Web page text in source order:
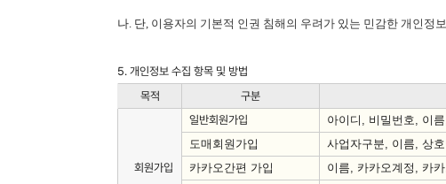
나. 단, 이용자의 기본적 인권 침해의 우려가 있는 민감한 개인정보
5. 개인정보 수집 항목 및 방법
목적
구분
회원가입
일반회원가입 아이디 , 비밀번호, 이름
도매회원가입 사업자구분, 이름, 상호
카카오간편 가입
이름, 카카오계정 , 카